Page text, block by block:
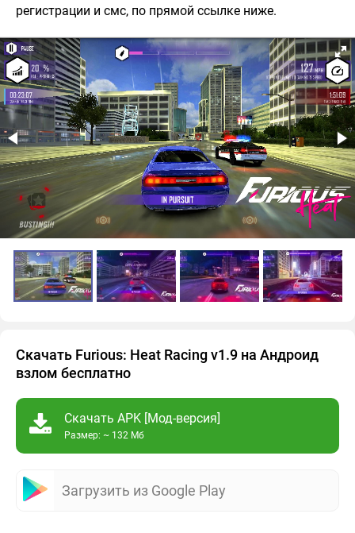
регистрации и смс, по прямой ссылке ниже.
Скачать Furious: Heat Racing v1.9 на Андроид
взлом бесплатно
Скачать APK [Мод-версия]
Размер: ~ 132 Мб
Загрузить из Google Play